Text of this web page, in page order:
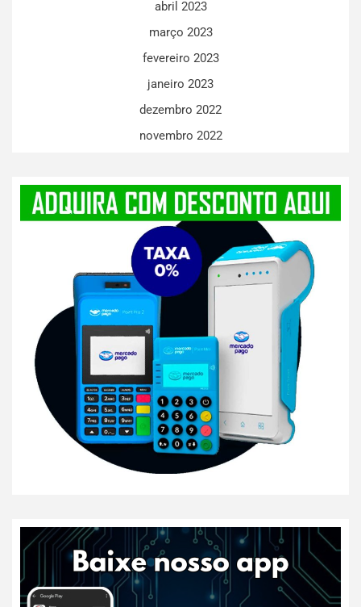
abril 2023
março 2023
fevereiro 2023
janeiro 2023
dezembro 2022
novembro 2022